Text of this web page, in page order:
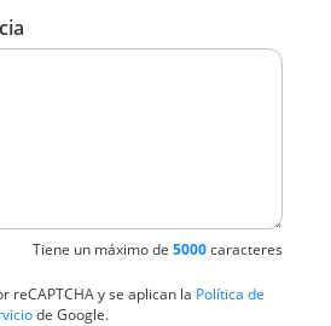
Tiene un máximo de 5000caracteres
reCAPTCHA y se aplican la Política de
de Google.